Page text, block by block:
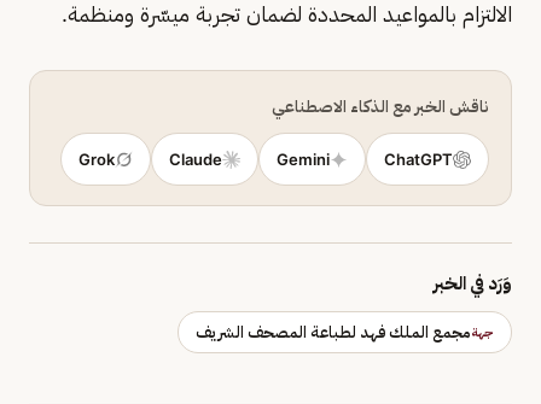
الالتزام بالمواعيد المحددة لضمان تجربة ميسّرة ومنظمة.
ناقش الخبر مع الذكاء الاصطناعي
ChatGPT
Gemini
Claude
Grok
وَرَد في الخبر
جهةمجمع الملك فهد لطباعة المصحف الشريف